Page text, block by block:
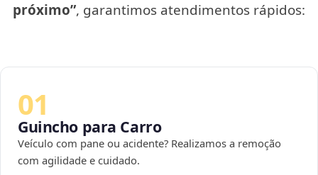
próximo”, garantimos atendimentos rápidos:
01
Guincho para Carro
Veículo com pane ou acidente? Realizamos a remoção
com agilidade e cuidado.